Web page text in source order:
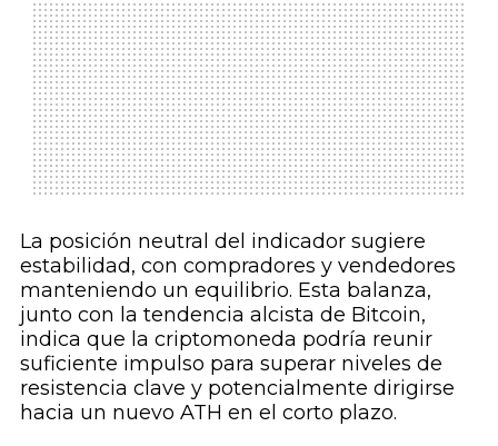
La posición neutral del indicador sugiere
estabilidad, con compradores y vendedores
manteniendo un equilibrio. Esta balanza,
junto con la tendencia alcista de Bitcoin,
indica que la criptomoneda podría reunir
suficiente impulso para superar niveles de
resistencia clave y potencialmente dirigirse
hacia un nuevo ATH en el corto plazo.